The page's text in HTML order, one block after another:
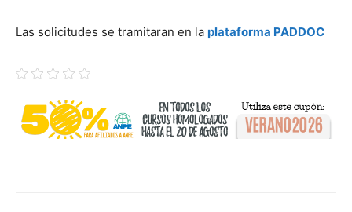
Las solicitudes se tramitaran en la plataforma PADDOC